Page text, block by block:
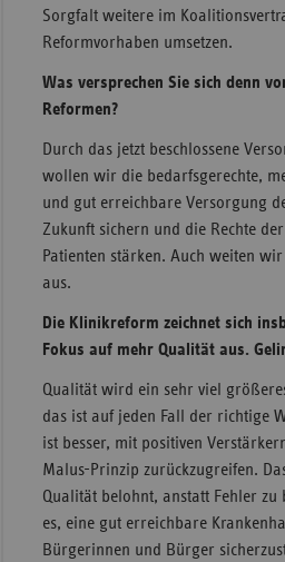
Sorgfalt weitere im
Reformvorhaben umsetzen.
Was versprechen Sie sich denn
Reformen?
Durch das jetzt beschlossene
wollen wir die bedarfsgerechte,
und gut erreichbare Versorgung
Zukunft sichern und die Rechte
Patienten stärken. Auch weiten
aus.
Die Klinikreform zeichnet sich
Fokus auf mehr Qualität aus.
Qualität wird ein sehr viel
das ist auf jeden Fall der richtige
ist besser, mit positiven
Malus-Prinzip zurückzugreifen.
Qualität belohnt, anstatt Fehler zu
es, eine gut erreichbare
Bürgerinnen und Bürger